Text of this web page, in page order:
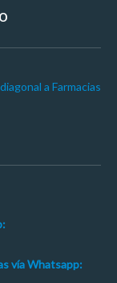
a Farmacias
vía Whatsapp: